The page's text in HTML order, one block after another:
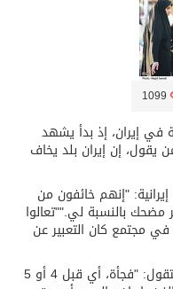
مدينة الملك سلمان للطاقة “سبارك” توقع اتفاقية تطوير مصانع جاهزة ومتخصصة في مجال الطاقة
“سبيس إكس” تطلق 24 قمرًا صناعيًا جديدًا إلى الفضاء
1099
في إيران، إذ بدأ يشهد
إن إيران بلد يخاف
"إنهم خائفون من
بالنسبة لي.""تعالوا
مجتمع كان التعبير عن
أما نسيم كاكبور، مصممة مجوهرات، فتقول: "فجأة، أي قبل 4 أو 5